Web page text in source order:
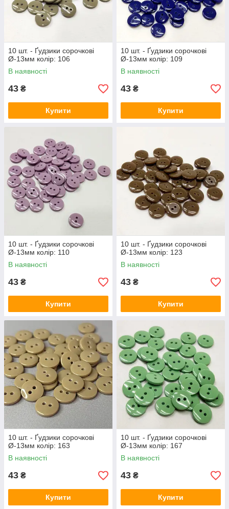
10 шт. - Ґудзики сорочкові
Ø-13мм колір: 106
В наявності
43 ₴
Купити
10 шт. - Ґудзики сорочкові
Ø-13мм колір: 109
В наявності
43 ₴
Купити
10 шт. - Ґудзики сорочкові
Ø-13мм колір: 110
В наявності
43 ₴
Купити
10 шт. - Ґудзики сорочкові
Ø-13мм колір: 123
В наявності
43 ₴
Купити
10 шт. - Ґудзики сорочкові
Ø-13мм колір: 163
В наявності
43 ₴
Купити
10 шт. - Ґудзики сорочкові
Ø-13мм колір: 167
В наявності
43 ₴
Купити